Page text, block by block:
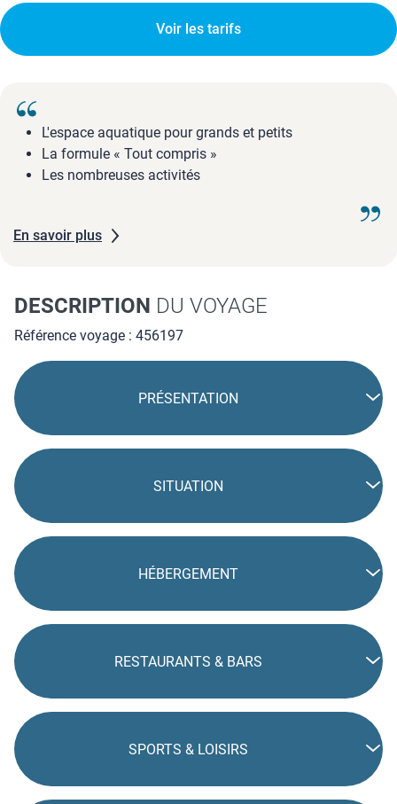
Voir les tarifs
L'espace aquatique pour grands et petits
La formule « Tout compris »
Les nombreuses activités
En savoir plus
DESCRIPTION DU VOYAGE
Référence voyage : 456197
PRÉSENTATION
SITUATION
HÉBERGEMENT
RESTAURANTS & BARS
SPORTS & LOISIRS